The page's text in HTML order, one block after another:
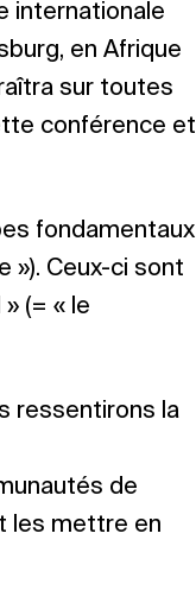
internationale
en Afrique
sur toutes
conférence et
fondamentaux
»). Ceux-ci sont
(= « le
ressentirons la
de
les mettre en